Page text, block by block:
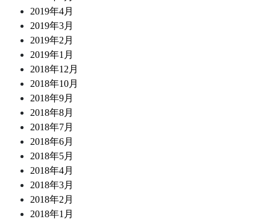
2019年4月
2019年3月
2019年2月
2019年1月
2018年12月
2018年10月
2018年9月
2018年8月
2018年7月
2018年6月
2018年5月
2018年4月
2018年3月
2018年2月
2018年1月